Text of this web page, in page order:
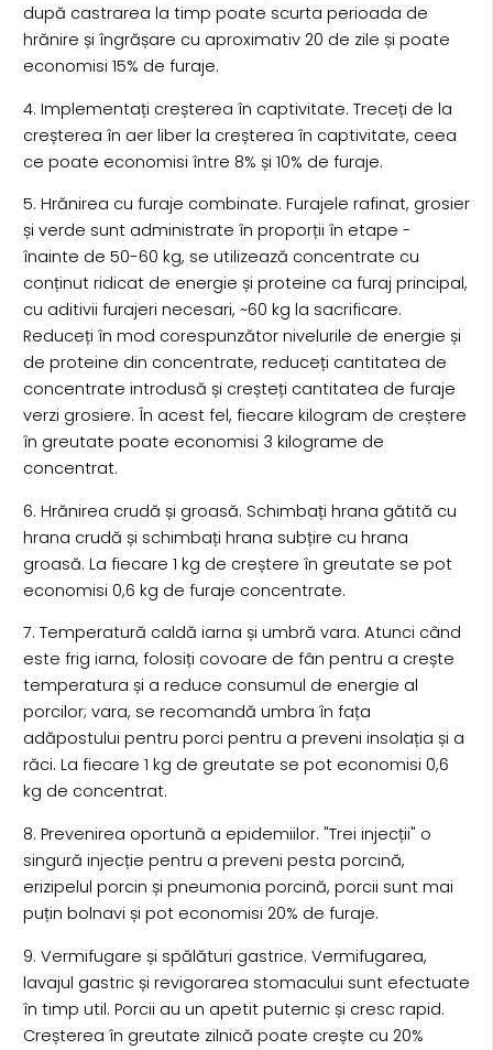
după castrarea la timp poate scurta perioada de
hrănire și îngrășare cu aproximativ 20 de zile și poate
economisi 15% de furaje.
4. Implementați creșterea în captivitate. Treceți de la
creșterea în aer liber la creșterea în captivitate, ceea
ce poate economisi între 8% și 10% de furaje.
5. Hrănirea cu furaje combinate. Furajele rafinat, grosier
și verde sunt administrate în proporții în etape -
înainte de 50-60 kg, se utilizează concentrate cu
conținut ridicat de energie și proteine ca furaj principal,
cu aditivii furajeri necesari, ~60 kg la sacrificare.
Reduceți în mod corespunzător nivelurile de energie și
de proteine din concentrate, reduceți cantitatea de
concentrate introdusă și creșteți cantitatea de furaje
verzi grosiere. În acest fel, fiecare kilogram de creștere
în greutate poate economisi 3 kilograme de
concentrat.
6. Hrănirea crudă și groasă. Schimbați hrana gătită cu
hrana crudă și schimbați hrana subțire cu hrana
groasă. La fiecare 1 kg de creștere în greutate se pot
economisi 0,6 kg de furaje concentrate.
7. Temperatură caldă iarna și umbră vara. Atunci când
este frig iarna, folosiți covoare de fân pentru a crește
temperatura și a reduce consumul de energie al
porcilor; vara, se recomandă umbra în fața
adăpostului pentru porci pentru a preveni insolația și a
răci. La fiecare 1 kg de greutate se pot economisi 0,6
kg de concentrat.
8. Prevenirea oportună a epidemiilor. "Trei injecții" o
singură injecție pentru a preveni pesta porcină,
erizipelul porcin și pneumonia porcină, porcii sunt mai
puțin bolnavi și pot economisi 20% de furaje.
9. Vermifugare și spălături gastrice. Vermifugarea,
lavajul gastric și revigorarea stomacului sunt efectuate
în timp util. Porcii au un apetit puternic și cresc rapid.
Creșterea în greutate zilnică poate crește cu 20%